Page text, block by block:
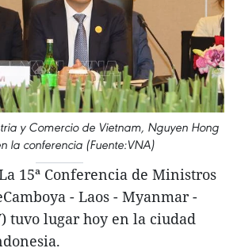
y Comercio de Vietnam, Nguyen Hong
la conferencia (Fuente:VNA)
15ª Conferencia de Ministros
- Laos - Myanmar -
tuvo lugar hoy en la ciudad